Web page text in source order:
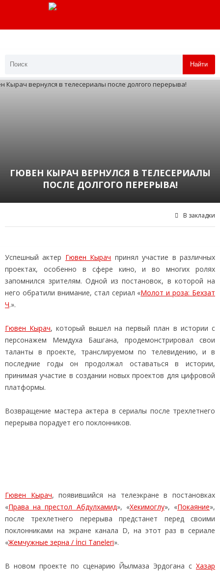
Найти
ГЮВЕН КЫРАЧ ВЕРНУЛСЯ В ТЕЛЕСЕРИАЛЫ
ПОСЛЕ ДОЛГОГО ПЕРЕРЫВА!
В закладки
Успешный актер Гювен Кырач принял участие в различных
проектах, особенно в сфере кино, и во многих ролях
запомнился зрителям. Одной из постановок, в которой на
него обратили внимание, стал сериал «Молот и роза: Бехзат
Ч.».
Гювен Кырач, который вышел на первый план в истории с
персонажем Мемдуха Башгана, продемонстрировал свои
таланты в проекте, транслируемом по телевидению, и в
последние годы он продолжал оставаться в истории,
принимая участие в создании новых проектов для цифровой
платформы.
Возвращение мастера актера в сериалы после трехлетнего
перерыва порадует его поклонников.
Гювен Кырач, появившийся на телеэкране в постановках
«Права на престол Абдулхамид», «Хекимоглу», «Покаяние»,
после трехлетнего перерыва предстанет перед своими
поклонниками на экране канала D, на этот раз в сериале
«Жемчужные зерна / İnci Taneleri».
В новом проекте по сценарию Йылмаза Эрдогана с Хазар